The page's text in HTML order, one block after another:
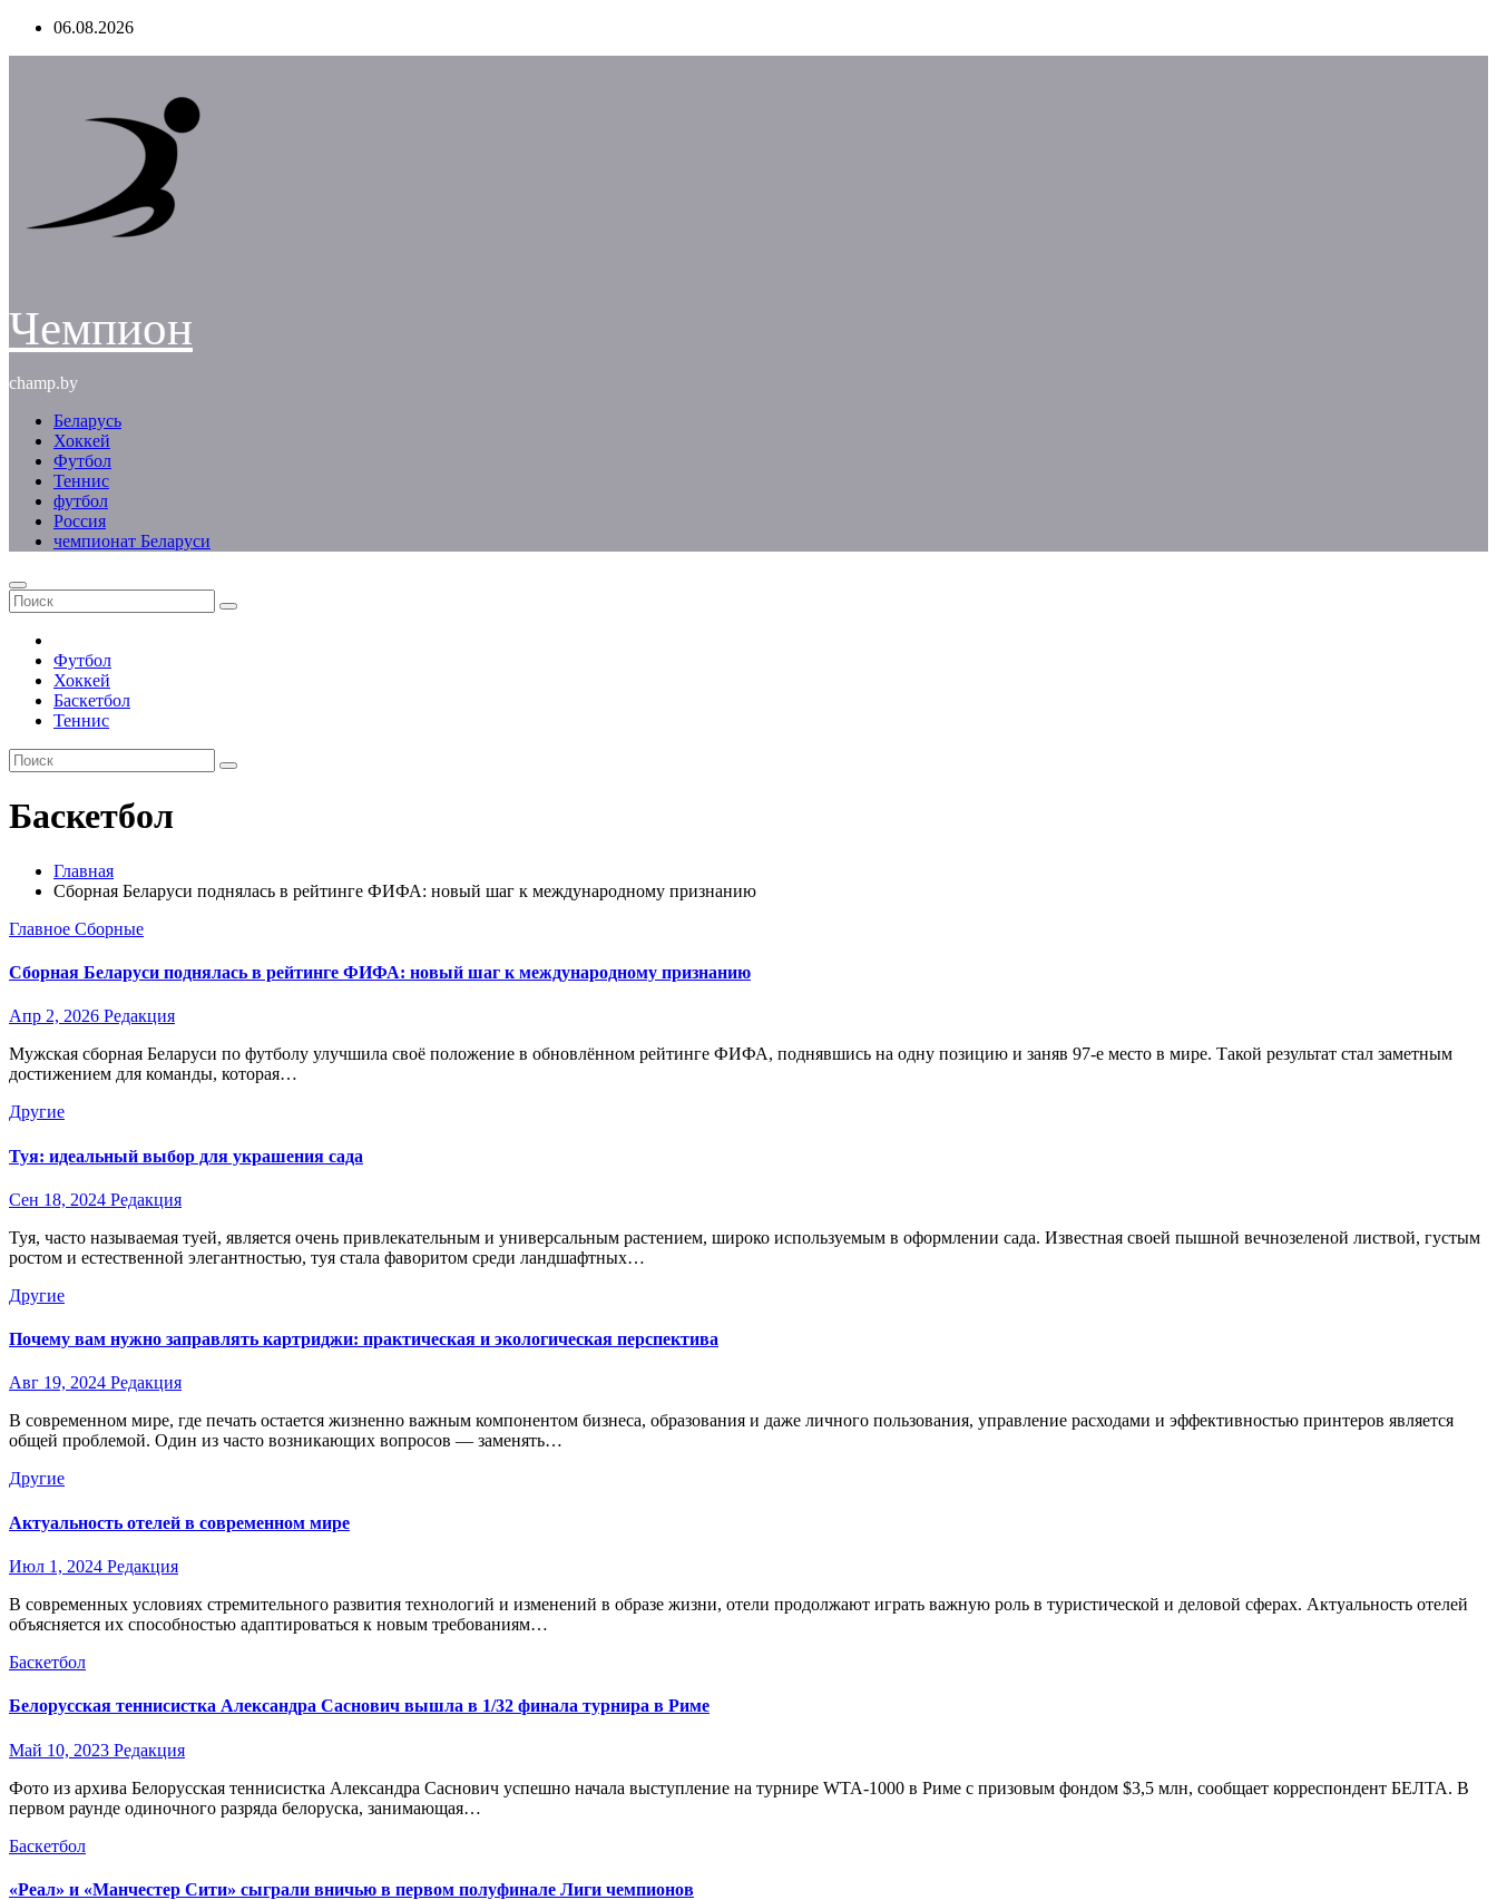
Перейти06.08.2026
Чемпион
champ.by
Беларусь
Хоккей
Футбол
Теннис
футбол
Россия
чемпионат Беларуси
Футбол
Хоккей
Баскетбол
Теннис
Баскетбол
Главная
Сборная Беларуси поднялась в рейтинге ФИФА: новый шаг к международному признанию
Главное Сборные
Сборная Беларуси поднялась в рейтинге ФИФА: новый шаг к международному признанию
Апр 2, 2026 Редакция
Мужская сборная Беларуси по футболу улучшила своё положение в обновлённом рейтинге ФИФА, поднявшись на одну позицию и заняв 97‑е место в мире. Такой результат стал заметным
достижением для команды, которая…
Другие
Туя: идеальный выбор для украшения сада
Сен 18, 2024 Редакция
Туя, часто называемая туей, является очень привлекательным и универсальным растением, широко используемым в оформлении сада. Известная своей пышной вечнозеленой листвой, густым
ростом и естественной элегантностью, туя стала фаворитом среди ландшафтных…
Другие
Почему вам нужно заправлять картриджи: практическая и экологическая перспектива
Авг 19, 2024 Редакция
В современном мире, где печать остается жизненно важным компонентом бизнеса, образования и даже личного пользования, управление расходами и эффективностью принтеров является
общей проблемой. Один из часто возникающих вопросов — заменять…
Другие
Актуальность отелей в современном мире
Июл 1, 2024 Редакция
В современных условиях стремительного развития технологий и изменений в образе жизни, отели продолжают играть важную роль в туристической и деловой сферах. Актуальность отелей
объясняется их способностью адаптироваться к новым требованиям…
Баскетбол
Белорусская теннисистка Александра Саснович вышла в 1/32 финала турнира в Риме
Май 10, 2023 Редакция
Фото из архива Белорусская теннисистка Александра Саснович успешно начала выступление на турнире WTA-1000 в Риме с призовым фондом $3,5 млн, сообщает корреспондент БЕЛТА. В
первом раунде одиночного разряда белоруска, занимающая…
Баскетбол
«Реал» и «Манчестер Сити» сыграли вничью в первом полуфинале Лиги чемпионов